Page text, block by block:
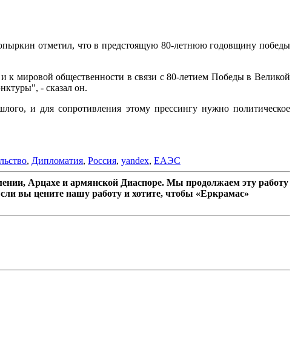
отметил, что в предстоящую 80-летнюю годовщину победы
общественности в связи с 80-летием Победы в Великой
- сказал он.
и для сопротивления этому прессингу нужно политическое
, Дипломатия, Россия, yandex, ЕАЭС
Арцахе и армянской Диаспоре. Мы продолжаем эту работу
вы цените нашу работу и хотите, чтобы «Еркрамас»